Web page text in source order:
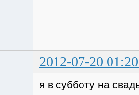
2012-07-20
я в субботу на